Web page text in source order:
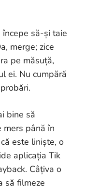
să-și taie
merge; zice
pe măsuță,
ei. Nu cumpără
bine să
mers până în
este liniște, o
aplicația Tik
Câțiva o
să filmeze